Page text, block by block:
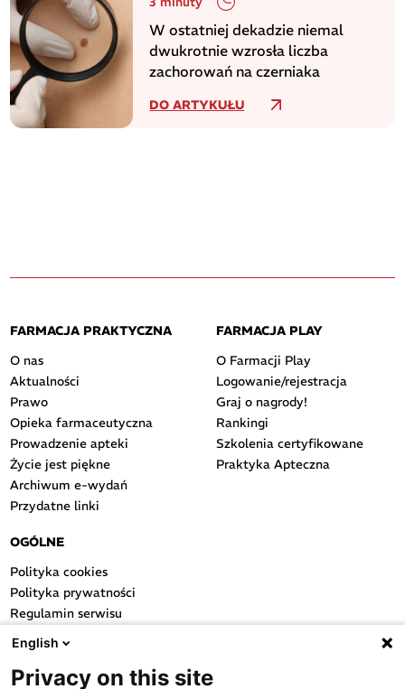
W ostatniej dekadzie niemal
dwukrotnie wzrosła liczba
zachorowań na czerniaka
DO ARTYKUŁU
FARMACJA PRAKTYCZNA
O nas
Aktualności
Prawo
Opieka farmaceutyczna
Prowadzenie apteki
Życie jest piękne
Archiwum e-wydań
Przydatne linki
FARMACJA PLAY
O Farmacji Play
Logowanie/rejestracja
Graj o nagrody!
Rankingi
Szkolenia certyfikowane
Praktyka Apteczna
OGÓLNE
Polityka cookies
Polityka prywatności
Regulamin serwisu
Regulamin konkursu
Farmacja Play
Regulamin konkursu Lakcid
English
Privacy on this site